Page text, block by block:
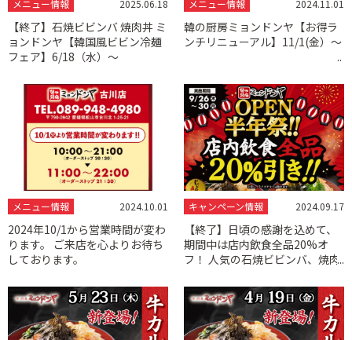
メニュー情報 2025.06.18
【終了】石焼ビビンバ 焼肉丼 ミ
ョンドンヤ【韓国風ビビン冷麺
フェア】6/18（水）～
メニュー情報 2024.11.01
韓の厨房ミョンドンヤ【お得ラ
ンチリニューアル】11/1(金）～
メニュー情報 2024.10.01
2024年10/1から営業時間が変わ
ります。 ご来店を心よりお待ち
しております。
キャンペーン情報 2024.09.17
【終了】日頃の感謝を込めて、
期間中は店内飲食全品20%オ
フ！ 人気の石焼ビビンバ、焼肉
ぜひご堪能ください。 スタッフ
一同、皆さまのお越しを心より
お待ちしております！